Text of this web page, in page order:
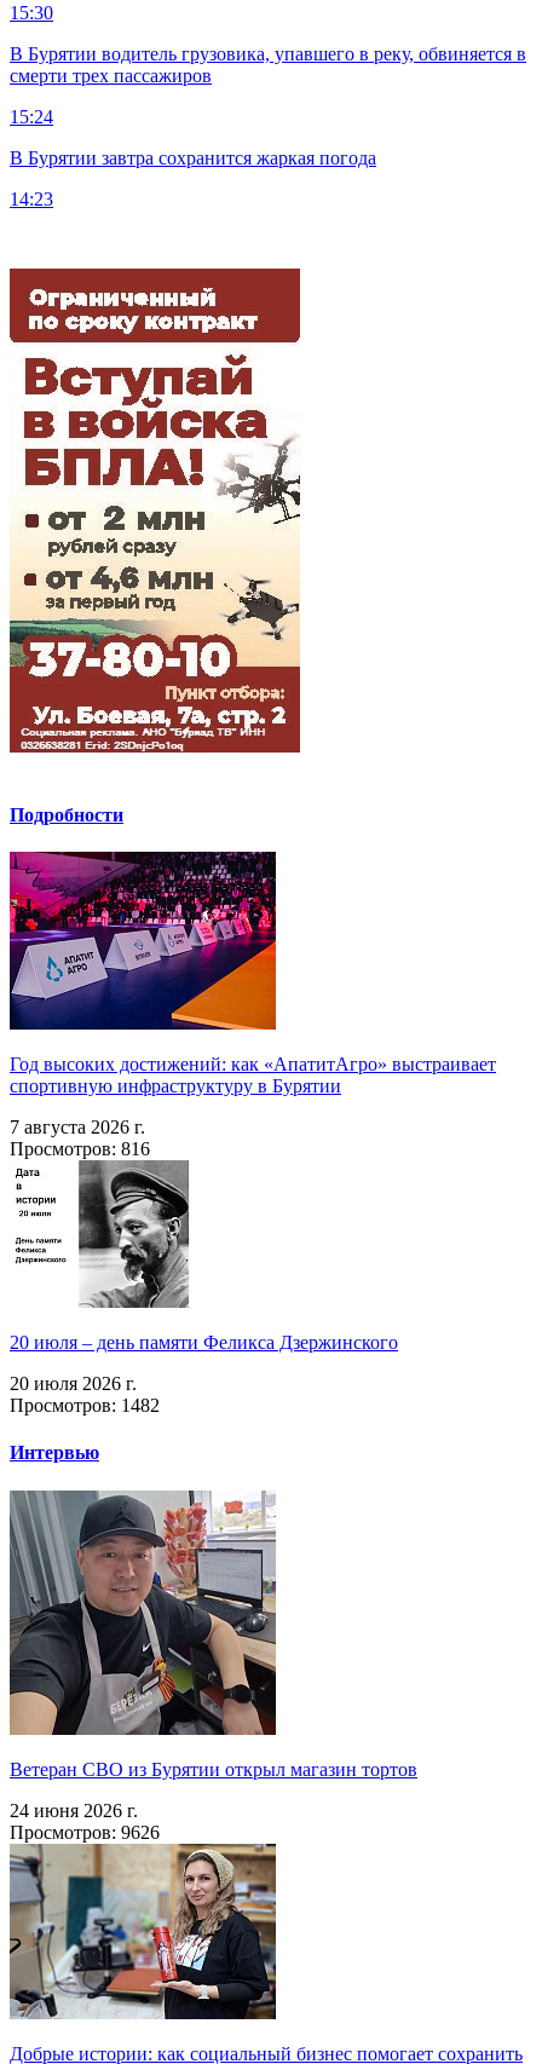
15:30
В Бурятии водитель грузовика, упавшего в реку, обвиняется в
смерти трех пассажиров
15:24
В Бурятии завтра сохранится жаркая погода
14:23
Подробности
Год высоких достижений: как «АпатитАгро» выстраивает
спортивную инфраструктуру в Бурятии
7 августа 2026 г.
Просмотров: 816
20 июля – день памяти Феликса Дзержинского
20 июля 2026 г.
Просмотров: 1482
Интервью
Ветеран СВО из Бурятии открыл магазин тортов
24 июня 2026 г.
Просмотров: 9626
Добрые истории: как социальный бизнес помогает сохранить